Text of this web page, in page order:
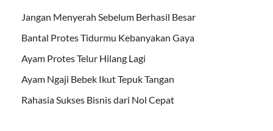
Jangan Menyerah Sebelum Berhasil Besar
Bantal Protes Tidurmu Kebanyakan Gaya
Ayam Protes Telur Hilang Lagi
Ayam Ngaji Bebek Ikut Tepuk Tangan
Rahasia Sukses Bisnis dari Nol Cepat